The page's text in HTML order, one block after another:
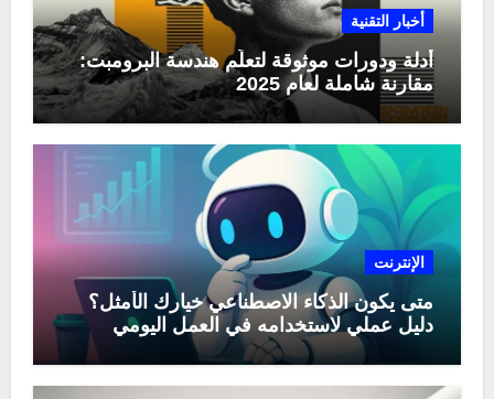
أخبار التقنية
أدلة ودورات موثوقة لتعلّم هندسة البرومبت:
مقارنة شاملة لعام 2025
الإنترنت
متى يكون الذكاء الاصطناعي خيارك الأمثل؟
دليل عملي لاستخدامه في العمل اليومي